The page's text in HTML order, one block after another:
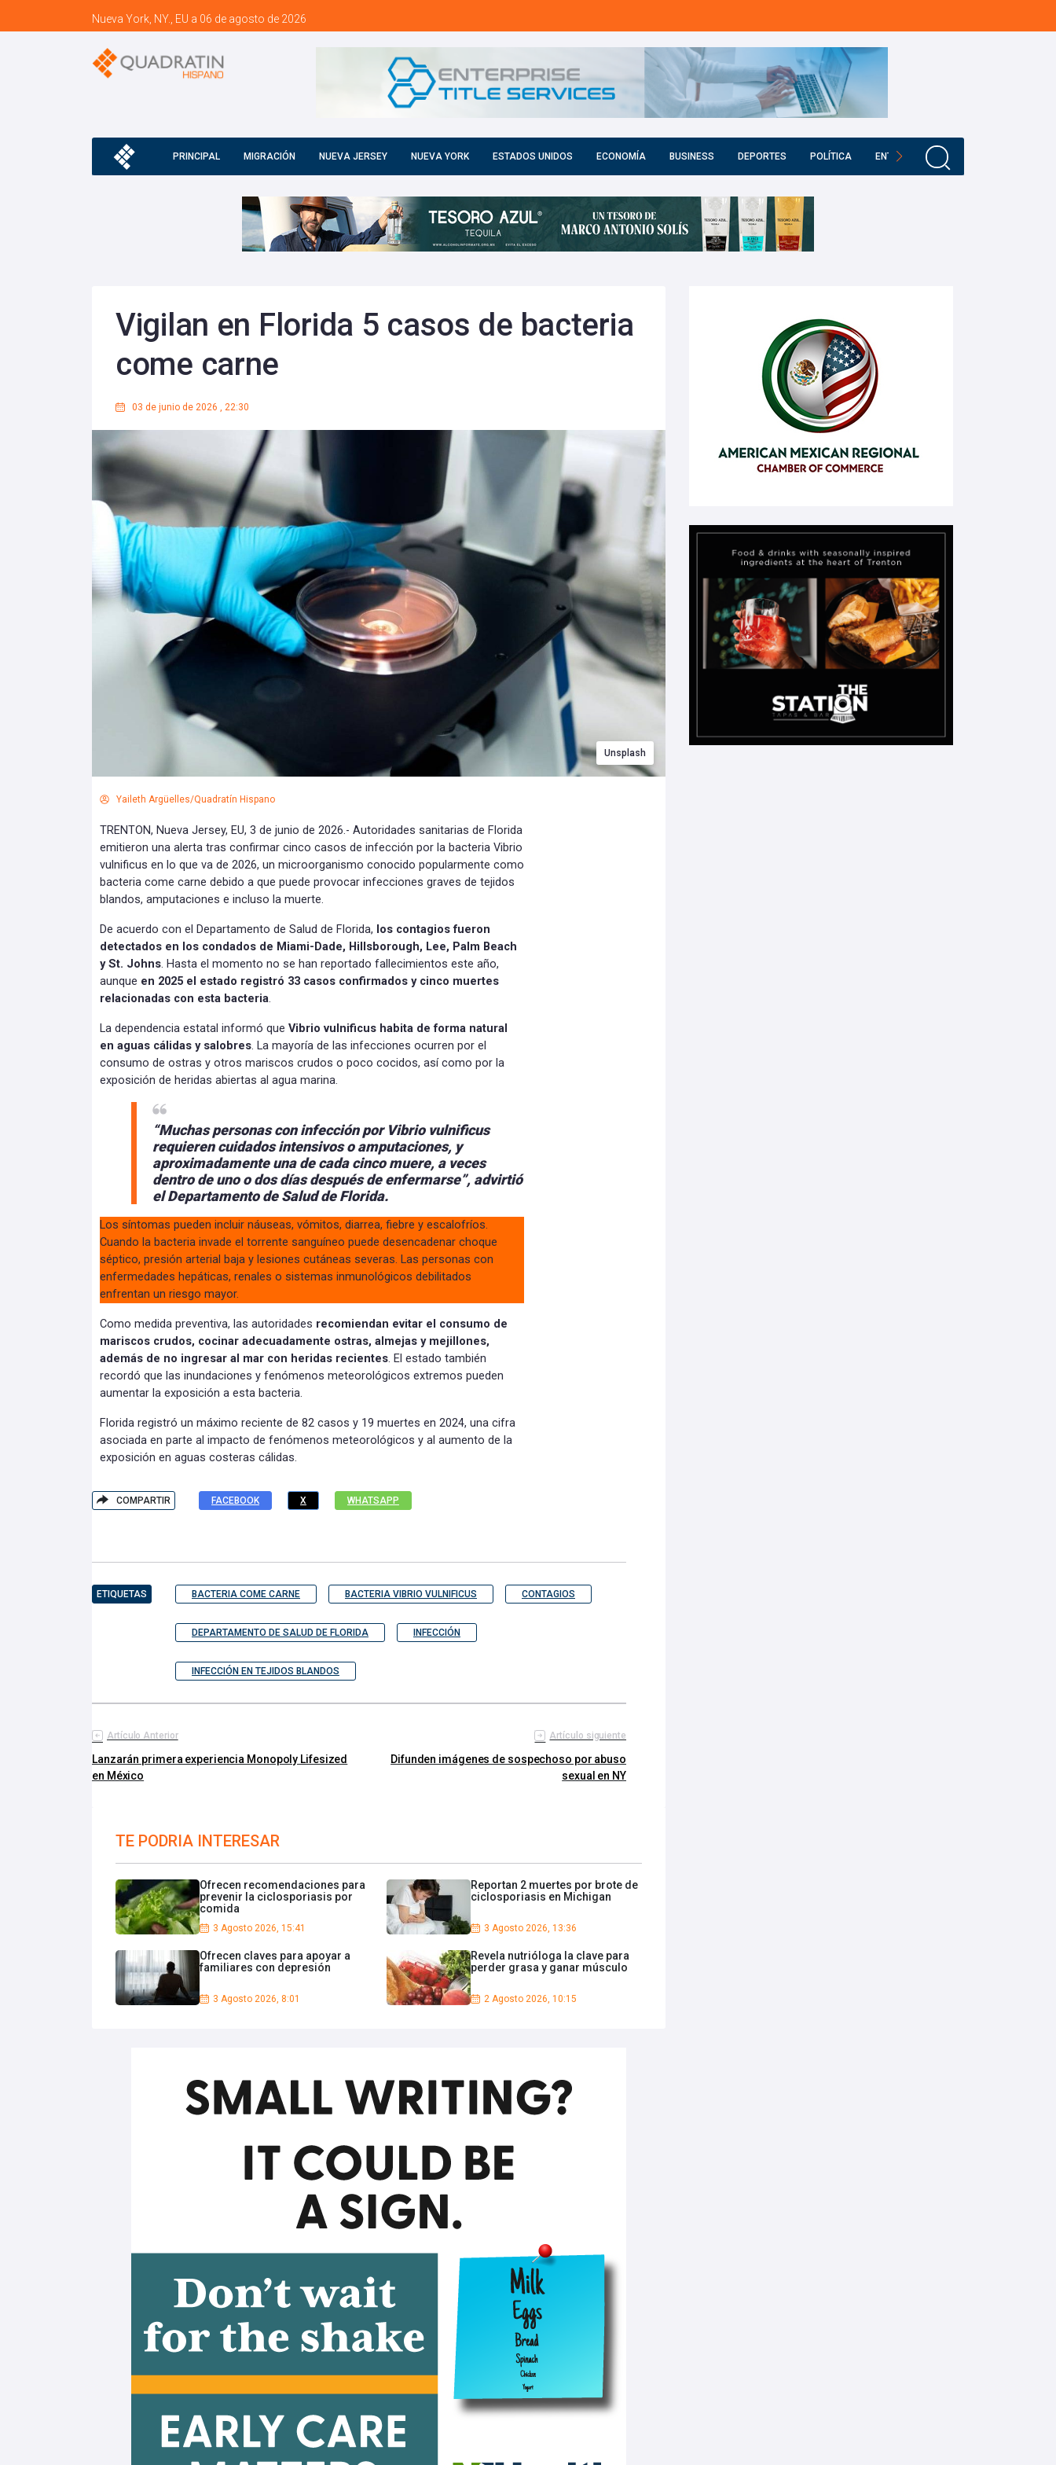
Nueva York, NY., EU a 06 de agosto de 2026
PRINCIPAL MIGRACIÓN NUEVA JERSEY NUEVA YORK ESTADOS UNIDOS ECONOMÍA BUSINESS DEPORTES POLÍTICA ENTRETENIMIENTO
Vigilan en Florida 5 casos de bacteria
come carne
03 de junio de 2026 , 22:30
Unsplash
Yaileth Argüelles/Quadratín Hispano
TRENTON, Nueva Jersey, EU, 3 de junio de 2026.- Autoridades sanitarias de Florida
emitieron una alerta tras confirmar cinco casos de infección por la bacteria Vibrio
vulnificus en lo que va de 2026, un microorganismo conocido popularmente como
bacteria come carne debido a que puede provocar infecciones graves de tejidos
blandos, amputaciones e incluso la muerte.
De acuerdo con el Departamento de Salud de Florida, los contagios fueron
detectados en los condados de Miami-Dade, Hillsborough, Lee, Palm Beach
y St. Johns. Hasta el momento no se han reportado fallecimientos este año,
aunque en 2025 el estado registró 33 casos confirmados y cinco muertes
relacionadas con esta bacteria.
La dependencia estatal informó que Vibrio vulnificus habita de forma natural
en aguas cálidas y salobres. La mayoría de las infecciones ocurren por el
consumo de ostras y otros mariscos crudos o poco cocidos, así como por la
exposición de heridas abiertas al agua marina.
“Muchas personas con infección por Vibrio vulnificus
requieren cuidados intensivos o amputaciones, y
aproximadamente una de cada cinco muere, a veces
dentro de uno o dos días después de enfermarse”, advirtió
el Departamento de Salud de Florida.
Los síntomas pueden incluir náuseas, vómitos, diarrea, fiebre y escalofríos.
Cuando la bacteria invade el torrente sanguíneo puede desencadenar choque
séptico, presión arterial baja y lesiones cutáneas severas. Las personas con
enfermedades hepáticas, renales o sistemas inmunológicos debilitados
enfrentan un riesgo mayor.
Como medida preventiva, las autoridades recomiendan evitar el consumo de
mariscos crudos, cocinar adecuadamente ostras, almejas y mejillones,
además de no ingresar al mar con heridas recientes. El estado también
recordó que las inundaciones y fenómenos meteorológicos extremos pueden
aumentar la exposición a esta bacteria.
Florida registró un máximo reciente de 82 casos y 19 muertes en 2024, una cifra
asociada en parte al impacto de fenómenos meteorológicos y al aumento de la
exposición en aguas costeras cálidas.
COMPARTIR FACEBOOK X WHATSAPP
ETIQUETAS BACTERIA COME CARNE BACTERIA VIBRIO VULNIFICUS CONTAGIOS
DEPARTAMENTO DE SALUD DE FLORIDA INFECCIÓN
INFECCIÓN EN TEJIDOS BLANDOS
Artículo Anterior
Lanzarán primera experiencia Monopoly Lifesized
en México
Artículo siguiente
Difunden imágenes de sospechoso por abuso
sexual en NY
TE PODRIA INTERESAR
Ofrecen recomendaciones para
prevenir la ciclosporiasis por
comida
3 Agosto 2026, 15:41
Reportan 2 muertes por brote de
ciclosporiasis en Michigan
3 Agosto 2026, 13:36
Ofrecen claves para apoyar a
familiares con depresión
3 Agosto 2026, 8:01
Revela nutrióloga la clave para
perder grasa y ganar músculo
2 Agosto 2026, 10:15